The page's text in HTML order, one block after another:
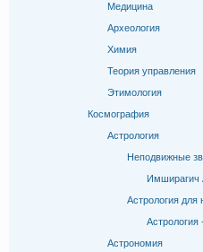
Медицина
Археология
Химия
Теория управления
Этимология
Космография
Астрология
Неподвижные
Имширагич
Астрология
Астрология
Астрономия